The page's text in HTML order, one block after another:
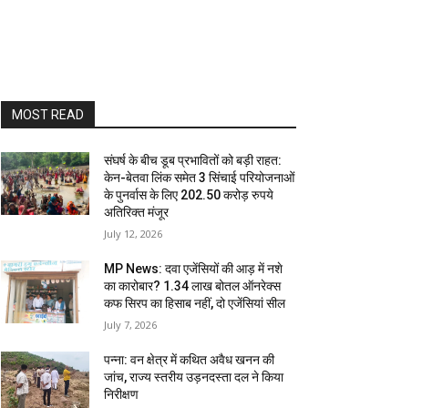
MOST READ
संघर्ष के बीच डूब प्रभावितों को बड़ी राहत:
केन-बेतवा लिंक समेत 3 सिंचाई परियोजनाओं
के पुनर्वास के लिए 202.50 करोड़ रुपये
अतिरिक्त मंजूर
July 12, 2026
MP News: दवा एजेंसियों की आड़ में नशे
का कारोबार? 1.34 लाख बोतल ऑनरेक्स
कफ सिरप का हिसाब नहीं, दो एजेंसियां सील
July 7, 2026
पन्ना: वन क्षेत्र में कथित अवैध खनन की
जांच, राज्य स्तरीय उड़नदस्ता दल ने किया
निरीक्षण